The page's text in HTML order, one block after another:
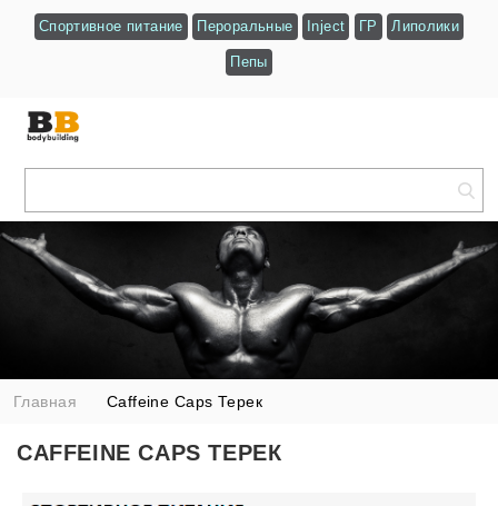
Спортивное питание Пероральные Inject ГР Липолики
Пепы
Главная Caffeine Caps Терек
CAFFEINE CAPS ТЕРЕК